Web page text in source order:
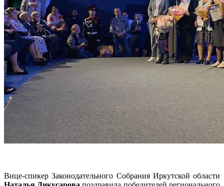
Вице-спикер Законодательного Собрания Иркутской области